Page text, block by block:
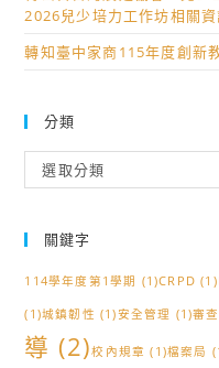
2026兒少培力工作坊相關資
轉知臺中家商115年度創新
分類
類
選取分類
關鍵字
114學年度第1學期 (1)CRPD (1)
(1)城鎮韌性 (1)安全管理 (1)審
導 (2)校內規章 (1)檔案局